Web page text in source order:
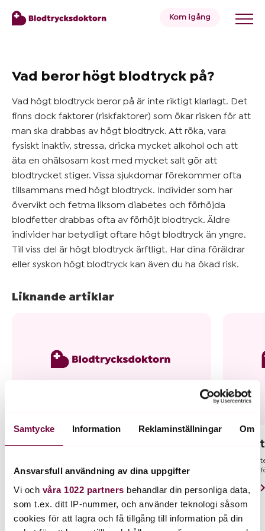
Samtycke Information Reklaminställningar Om
Ansvarsfull användning av dina uppgifter
Vi och våra 1022 partners behandlar din personliga data,
som t.ex. ditt IP-nummer, och använder teknologi såsom
cookies för att lagra och få tillgång till information på din
Blodtryck
Övervikt
Priser
Hälsa
&
Livsstil
Mer om
blodtryck
Kom igång
Vad beror högt blodtryck på?
Vad högt blodtryck beror på är inte riktigt klarlagt. Det
finns dock faktorer (riskfaktorer) som ökar risken för att
man ska drabbas av högt blodtryck. Att röka, vara
fysiskt inaktiv, stressa, dricka mycket alkohol och att
äta en ohälsosam kost med mycket salt gör att
blodtrycket stiger. Vissa sjukdomar förekommer ofta
tillsammans med högt blodtryck. Individer som har
övervikt och fetma liksom diabetes och förhöjda
blodfetter drabbas ofta av förhöjt blodtryck. Äldre
individer har betydligt oftare högt blodtryck än yngre.
Till viss del är högt blodtryck ärftligt. Har dina föräldrar
eller syskon högt blodtryck kan även du ha ökad risk.
Liknande artiklar
Är högt blodtryck en hjärtsjukdom?
ett långvarigt förhöjt blodtryck orsakar skador på blodkärl och
Är
Ja, det är
mycket lätt
Läs mer